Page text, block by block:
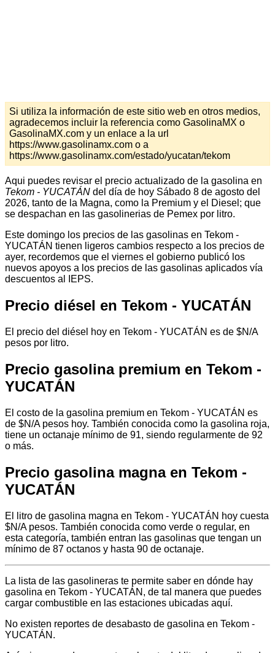
Si utiliza la información de este sitio web en otros medios,
agradecemos incluir la referencia como GasolinaMX o
GasolinaMX.com y un enlace a la url
https://www.gasolinamx.com o a
https://www.gasolinamx.com/estado/yucatan/tekom
Aqui puedes revisar el precio actualizado de la gasolina en
Tekom - YUCATÁN del día de hoy Sábado 8 de agosto del
2026, tanto de la Magna, como la Premium y el Diesel; que
se despachan en las gasolinerias de Pemex por litro.
Este domingo los precios de las gasolinas en Tekom -
YUCATÁN tienen ligeros cambios respecto a los precios de
ayer, recordemos que el viernes el gobierno publicó los
nuevos apoyos a los precios de las gasolinas aplicados vía
descuentos al IEPS.
Precio diésel en Tekom - YUCATÁN
El precio del diésel hoy en Tekom - YUCATÁN es de $N/A
pesos por litro.
Precio gasolina premium en Tekom -
YUCATÁN
El costo de la gasolina premium en Tekom - YUCATÁN es
de $N/A pesos hoy. También conocida como la gasolina roja,
tiene un octanaje mínimo de 91, siendo regularmente de 92
o más.
Precio gasolina magna en Tekom -
YUCATÁN
El litro de gasolina magna en Tekom - YUCATÁN hoy cuesta
$N/A pesos. También conocida como verde o regular, en
esta categoría, también entran las gasolinas que tengan un
mínimo de 87 octanos y hasta 90 de octanaje.
La lista de las gasolineras te permite saber en dónde hay
gasolina en Tekom - YUCATÁN, de tal manera que puedes
cargar combustible en las estaciones ubicadas aquí.
No existen reportes de desabasto de gasolina en Tekom -
YUCATÁN.